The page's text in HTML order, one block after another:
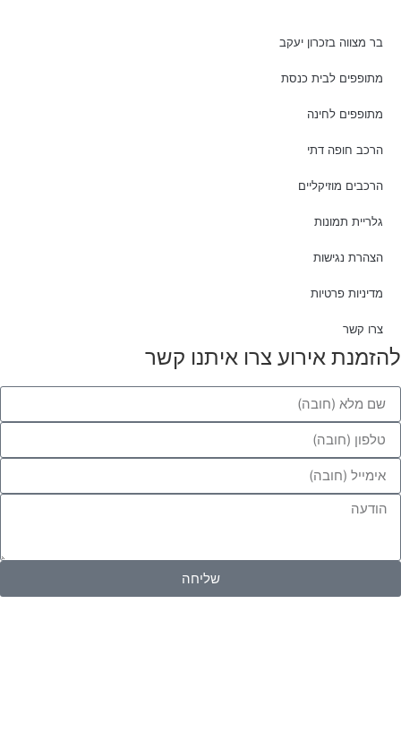
בר מצווה בזכרון יעקב
מתופפים לבית כנסת
מתופפים לחינה
הרכב חופה דתי
הרכבים מוזיקליים
גלריית תמונות
הצהרת נגישות
מדיניות פרטיות
צרו קשר
להזמנת אירוע צרו איתנו קשר
שליחה